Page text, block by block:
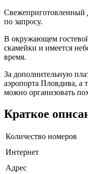
Свежеприготовленный
по запросу.
В окружающем
скамейки и имеется
время.
За дополнительную
аэропорта Пловдива, а
можно организовать
Краткое
Количество номеров
Интернет
Адрес